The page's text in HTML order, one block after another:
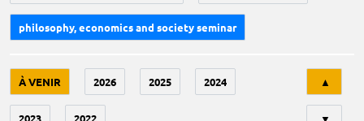
philosophy, economics and society seminar
À VENIR 2026 2025 2024
2023 2022
▲
▼